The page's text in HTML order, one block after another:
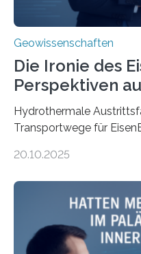
Geowissenschaften
Die Ironie des
Perspektiven
Hydrothermale
Transportwege für
Umweltwissenschaften
Meeresboden die
Stoffkreislauf im Ozean
mit dem Titel „Iron’s
& Environment
20.10.2025